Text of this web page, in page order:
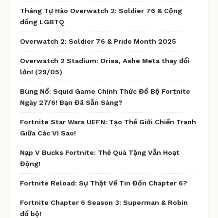
Tháng Tự Hào Overwatch 2: Soldier 76 & Cộng
đồng LGBTQ
Overwatch 2: Soldier 76 & Pride Month 2025
Overwatch 2 Stadium: Orisa, Ashe Meta thay đổi
lớn! (29/05)
Bùng Nổ: Squid Game Chính Thức Đổ Bộ Fortnite
Ngày 27/6! Bạn Đã Sẵn Sàng?
Fortnite Star Wars UEFN: Tạo Thế Giới Chiến Tranh
Giữa Các Vì Sao!
Nạp V Bucks Fortnite: Thẻ Quà Tặng Vẫn Hoạt
Động!
Fortnite Reload: Sự Thật Về Tin Đồn Chapter 6?
Fortnite Chapter 6 Season 3: Superman & Robin
đổ bộ!